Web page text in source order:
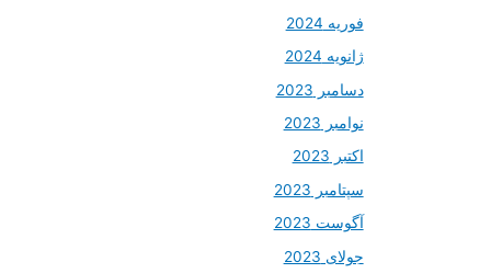
فوریه 2024
ژانویه 2024
دسامبر 2023
نوامبر 2023
اکتبر 2023
سپتامبر 2023
آگوست 2023
جولای 2023